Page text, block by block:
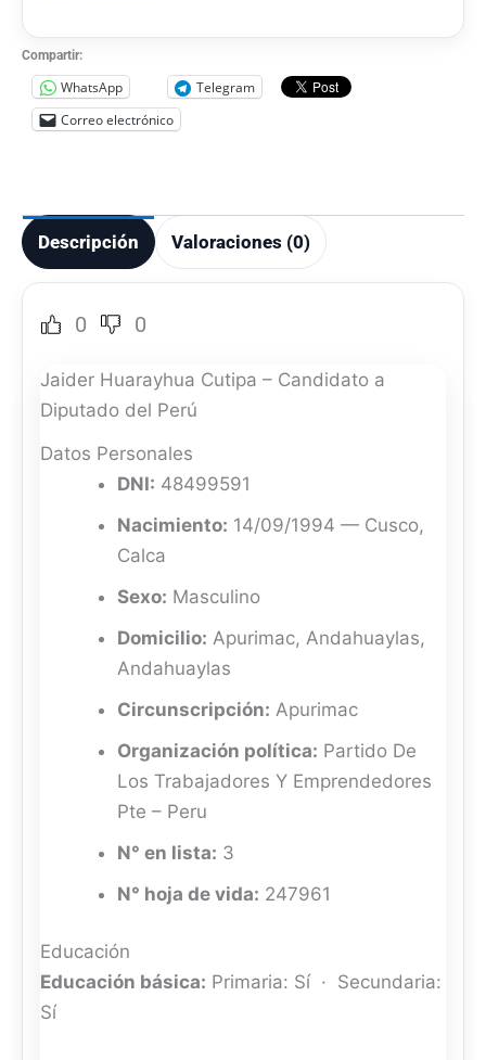
Compartir:
WhatsApp
Telegram
Correo electrónico
Descripción Valoraciones (0)
0 0
Jaider Huarayhua Cutipa – Candidato a
Diputado del Perú
Datos Personales
DNI: 48499591
Nacimiento: 14/09/1994 — Cusco,
Calca
Sexo: Masculino
Domicilio: Apurimac, Andahuaylas,
Andahuaylas
Circunscripción: Apurimac
Organización política: Partido De
Los Trabajadores Y Emprendedores
Pte – Peru
N° en lista: 3
N° hoja de vida: 247961
Educación
Educación básica: Primaria: Sí · Secundaria:
Sí